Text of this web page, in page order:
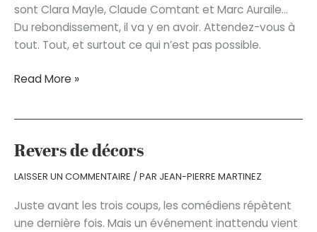
sont Clara Mayle, Claude Comtant et Marc Auraile…
Du rebondissement, il va y en avoir. Attendez-vous à
tout. Tout, et surtout ce qui n’est pas possible.
Passe-
Cynthia
Read More »
Revers de décors
LAISSER UN COMMENTAIRE / PAR JEAN-PIERRE MARTINEZ
Juste avant les trois coups, les comédiens répètent
une dernière fois. Mais un événement inattendu vient